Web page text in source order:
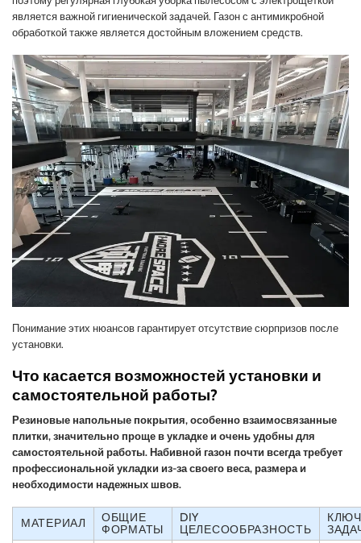
является важной гигиенической задачей. Газон с антимикробной
обработкой также является достойным вложением средств.
Понимание этих нюансов гарантирует отсутствие сюрпризов после
установки.
Что касается возможностей установки и
самостоятельной работы?
Резиновые напольные покрытия, особенно взаимосвязанные
плитки, значительно проще в укладке и очень удобны для
самостоятельной работы. Набивной газон почти всегда требует
профессиональной укладки из-за своего веса, размера и
необходимости надежных швов.
МАТЕРИАЛ
ОБЩИЕ
ФОРМАТЫ
DIY
ЦЕЛЕСООБРАЗНОСТЬ